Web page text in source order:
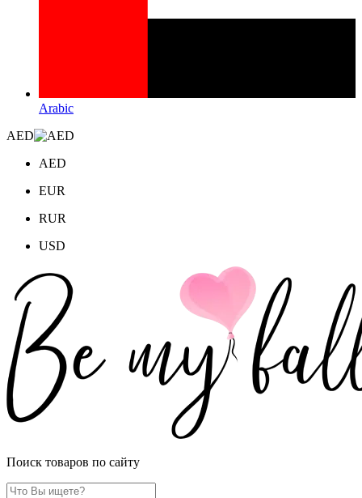
Arabic
AED
AED
EUR
RUR
USD
Поиск товаров по сайту